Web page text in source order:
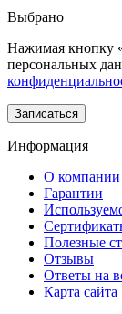
Выбрано
Нажимая кнопку
персональных
Информация
О компании
Гарантии
Полезные
Отзывы
Ответы на
Карта сайта